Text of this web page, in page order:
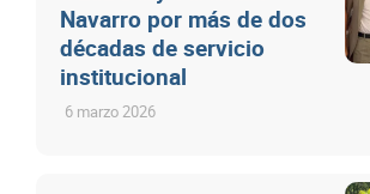
Navarro por más de dos
décadas de servicio
institucional
6 marzo 2026